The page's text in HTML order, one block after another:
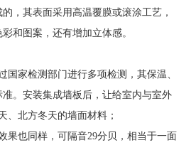
，其表面采用高温覆膜或滚涂工艺，
和图案，还有增加立体感。
国家检测部门进行多项检测，其保温、
。安装集成墙板后，让给室内与室外
、北方冬天的墙面材料；
果也同样，可隔音29分贝，相当于一面